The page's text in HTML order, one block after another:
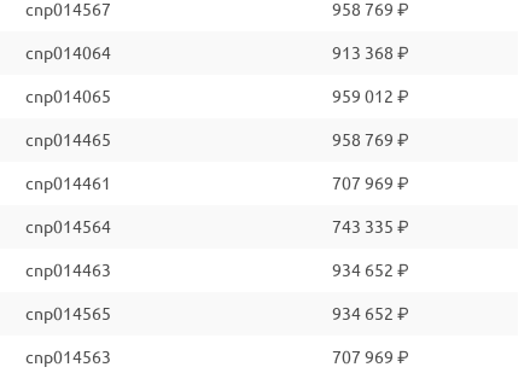
cnp014567 958 769 ₽
cnp014064 913 368 ₽
cnp014065 959 012 ₽
cnp014465 958 769 ₽
cnp014461 707 969 ₽
cnp014564 743 335 ₽
cnp014463 934 652 ₽
cnp014565 934 652 ₽
cnp014563 707 969 ₽